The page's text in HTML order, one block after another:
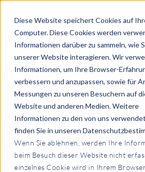
Diese Website speichert Cookies auf
Computer. Diese Cookies werden
Informationen darüber zu sammeln, wie
unserer Website interagieren. Wir
Informationen, um Ihre Browser-
verbessern und anzupassen, sowie für
Messungen zu unseren Besuchern auf
Website und anderen Medien. Weitere
Informationen zu den von uns
finden Sie in unseren
Wenn Sie ablehnen, werden Ihre
beim Besuch dieser Website nicht
einzelnes Cookie wird in Ihrem Browser
7. September 2023 Christopher Hoffmann
Geschäftliche
Post-Me...
Die Post-Merger-Integration (PMI)